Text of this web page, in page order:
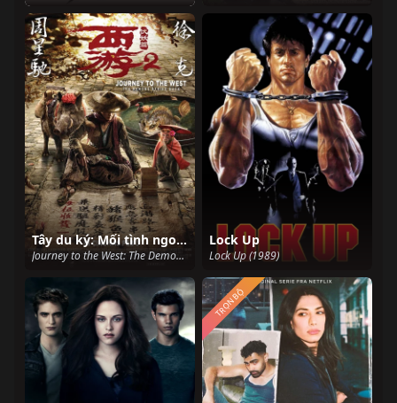
Tây du ký: Mối tình ngoại truyện 2
Journey to the West: The Demons Strike Back (2017)
Lock Up
Lock Up (1989)
TRỌN BỘ